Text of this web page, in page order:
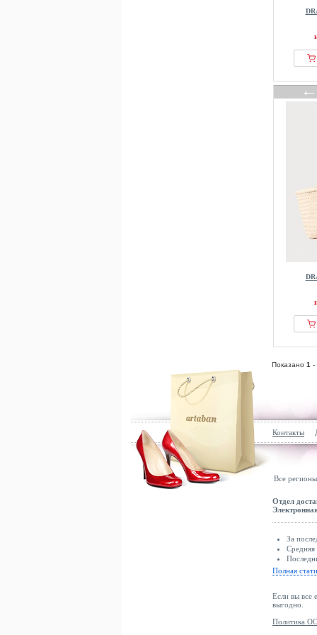
Показано 1 -
Контакты
Все регионы
Отдел
За
Средняя
Полная
Если вы все
выгодно.
Политика